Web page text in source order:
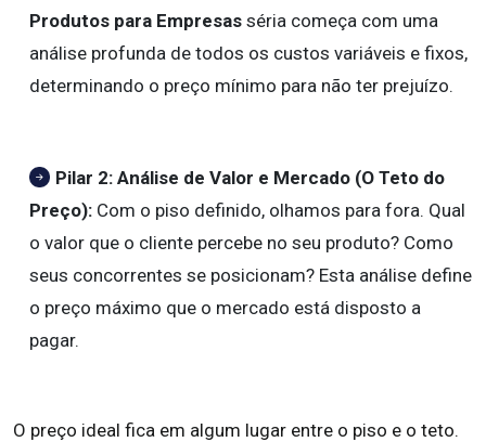
Produtos para Empresas séria começa com uma
análise profunda de todos os custos variáveis e fixos,
determinando o preço mínimo para não ter prejuízo.
Pilar 2: Análise de Valor e Mercado (O Teto do
Preço): Com o piso definido, olhamos para fora. Qual
o valor que o cliente percebe no seu produto? Como
seus concorrentes se posicionam? Esta análise define
o preço máximo que o mercado está disposto a
pagar.
O preço ideal fica em algum lugar entre o piso e o teto.